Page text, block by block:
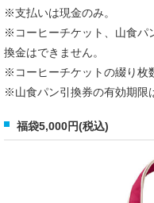
※支払いは現金のみ。
※コーヒーチケット、山食パ
換金はできません。
※コーヒーチケットの綴り枚
※山食パン引換券の有効期限
福袋5,000円(税込)